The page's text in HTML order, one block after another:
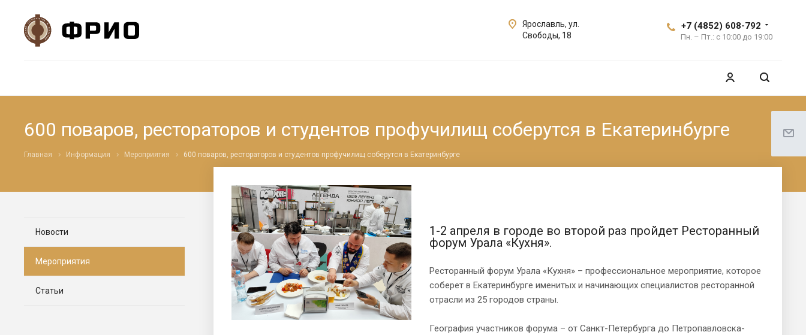
+7 (4852) 608-792
Пн. – Пт.: с 10:00 до 19:00
Ярославль, ул.
Свободы, 18
600 поваров, рестораторов и студентов профучилищ соберутся в Екатеринбурге
Главная Информация Мероприятия 600 поваров, рестораторов и студентов профучилищ соберутся в Екатеринбурге
1-2 апреля в городе во второй раз пройдет Ресторанный
форум Урала «Кухня».
Ресторанный форум Урала «Кухня» – профессиональное мероприятие, которое
соберет в Екатеринбурге именитых и начинающих специалистов ресторанной
отрасли из 25 городов страны.
География участников форума – от Санкт-Петербурга до Петропавловска-
Новости
Мероприятия
Статьи